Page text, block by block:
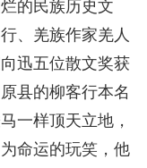
的民族历史文
、羌族作家羌人
迅五位散文奖获
县的柳客行本名
一样顶天立地，
命运的玩笑，他